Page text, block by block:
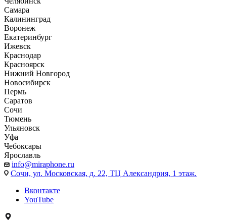
Самара
Калининград
Воронеж
Екатеринбург
Ижевск
Краснодар
Красноярск
Нижний Новгород
Новосибирск
Пермь
Саратов
Сочи
Тюмень
Ульяновск
Уфа
Чебоксары
Ярославль
info@miraphone.ru
Сочи, ул. Московская, д. 22, ТЦ Александрия, 1 этаж.
Вконтакте
YouTube